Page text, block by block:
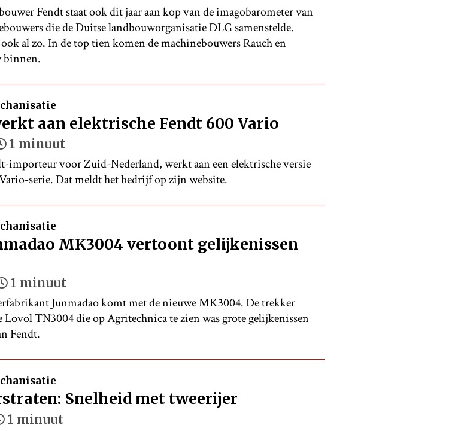
Fendt staat ook dit jaar aan kop van de imagobarometer van
die de Duitse landbouworganisatie DLG samenstelde.
al zo. In de top tien komen de machinebouwers Rauch en
binnen.
aan elektrische Fendt 600 Vario
1 minuut
importeur voor Zuid-Nederland, werkt aan een elektrische versie
serie. Dat meldt het bedrijf op zijn website.
MK3004 vertoont gelijkenissen
1 minuut
Junmadao komt met de nieuwe MK3004. De trekker
Lovol TN3004 die op Agritechnica te zien was grote gelijkenissen
Fendt.
Snelheid met tweerijer
1 minuut